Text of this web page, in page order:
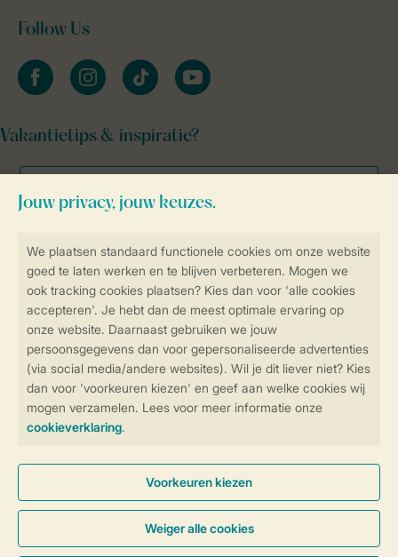
Controle over jouw gegevens &
Instellingen wijzigen
Veilig en snel online boeken
Veilige gegevensoverdracht
Veilige betaling
Follow Us
facebookinstagramtiktok youtube
Vakantietips & inspiratie?